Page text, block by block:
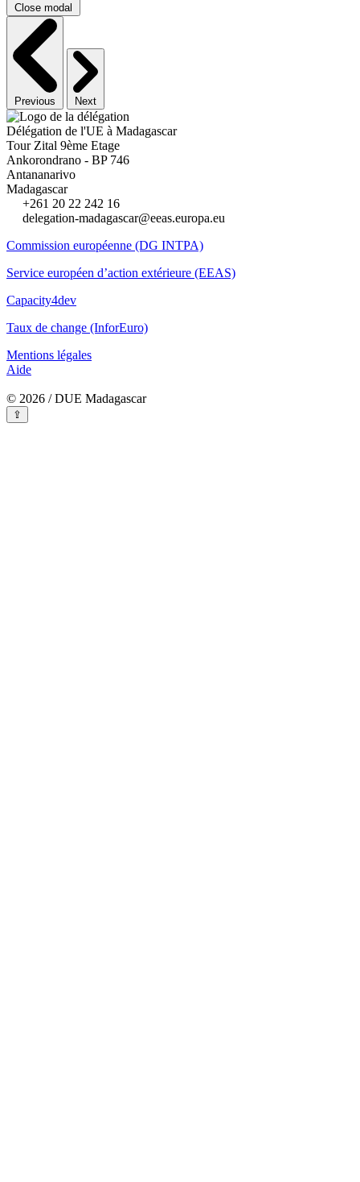
Close modal
Previous Next
Délégation de l'UE à Madagascar
Tour Zital 9ème Etage
Ankorondrano - BP 746
Antananarivo
Madagascar
+261 20 22 242 16
delegation-madagascar@eeas.europa.eu
Commission européenne (DG INTPA)
Service européen d’action extérieure (EEAS)
Capacity4dev
Taux de change (InforEuro)
Mentions légales
Aide
© 2026 / DUE Madagascar
⇪